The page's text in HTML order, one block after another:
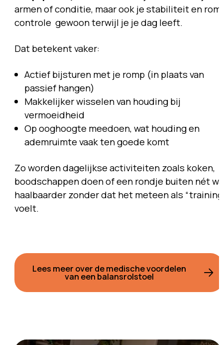
armen of conditie, maar ook je stabiliteit en
controle gewoon terwijl je je dag leeft.
Dat betekent vaker:
Actief bijsturen met je romp (in plaats van
passief hangen)
Makkelijker wisselen van houding bij
vermoeidheid
Op ooghoogte meedoen, wat houding en
ademruimte vaak ten goede komt
Zo worden dagelijkse activiteiten zoals koken,
boodschappen doen of een rondje buiten nét
haalbaarder zonder dat het meteen als
voelt.
Lees meer over de medische voordelen
van een balansrolstoel